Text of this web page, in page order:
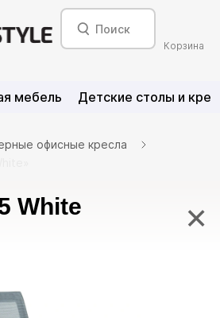
Корзина
мебель Детские столы и
офисные кресла
White ×